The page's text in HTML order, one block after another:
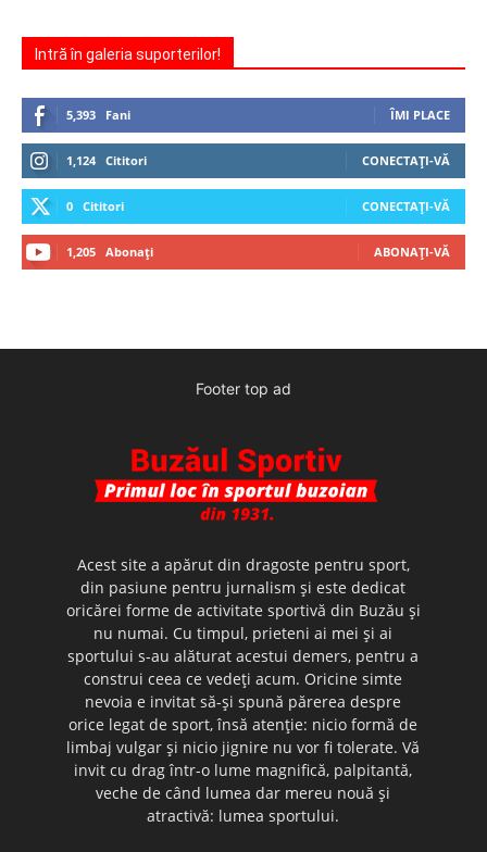
Intră în galeria suporterilor!
5,393 Fani ÎMI PLACE
1,124 Cititori CONECTAȚI-VĂ
0 Cititori CONECTAȚI-VĂ
1,205 Abonați ABONAȚI-VĂ
Footer top ad
Acest site a apărut din dragoste pentru sport,
din pasiune pentru jurnalism şi este dedicat
oricărei forme de activitate sportivă din Buzău şi
nu numai. Cu timpul, prieteni ai mei şi ai
sportului s-au alăturat acestui demers, pentru a
construi ceea ce vedeţi acum. Oricine simte
nevoia e invitat să-şi spună părerea despre
orice legat de sport, însă atenţie: nicio formă de
limbaj vulgar şi nicio jignire nu vor fi tolerate. Vă
invit cu drag într-o lume magnifică, palpitantă,
veche de când lumea dar mereu nouă şi
atractivă: lumea sportului.